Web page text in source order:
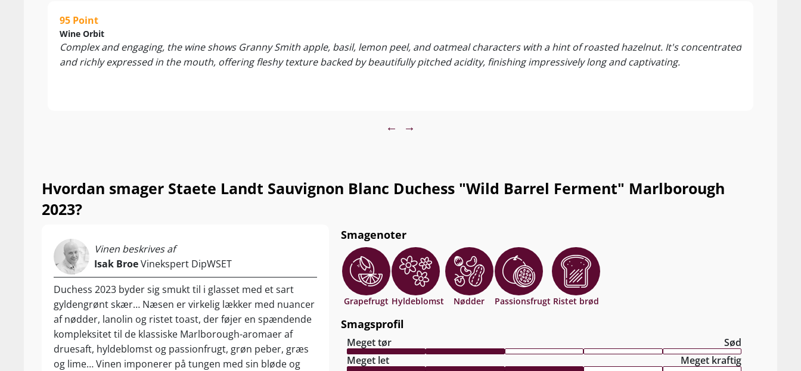
…
Nyd den til stegte fisk og skaldyr, fjerkræ, tapas, sushi, grillede
95 Point
Wine Orbit
Complex and engaging, the wine shows Granny Smith apple, basil, lemon peel, and oatmeal characters with a hint of roasted hazelnut. It's concentrated
and richly expressed in the mouth, offering fleshy texture backed by beautifully pitched acidity, finishing impressively long and captivating.
← →
Hvordan smager Staete Landt Sauvignon Blanc Duchess "Wild Barrel Ferment" Marlborough
2023?
Vinen beskrives af
Isak BroeVinekspert DipWSET
Duchess 2023 byder sig smukt til i glasset med et sart
gyldengrønt skær… Næsen er virkelig lækker med nuancer
af nødder, lanolin og ristet toast, der føjer en spændende
kompleksitet til de klassiske Marlborough-aromaer af
druesaft, hyldeblomst og passionfrugt, grøn peber, græs
og lime… Vinen imponerer på tungen med sin bløde og
Smagenoter
Grapefrugt Hyldeblomst Nødder Passionsfrugt Ristet brød
Smagsprofil
Meget tør
Sød
Meget let
Meget kraftig